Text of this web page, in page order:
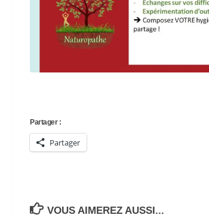
Partager :
Partager
VOUS AIMEREZ AUSSI...